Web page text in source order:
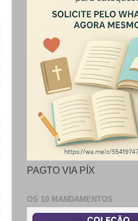
PAGTO VIA PÍX
OS 10 MANDAMENTOS